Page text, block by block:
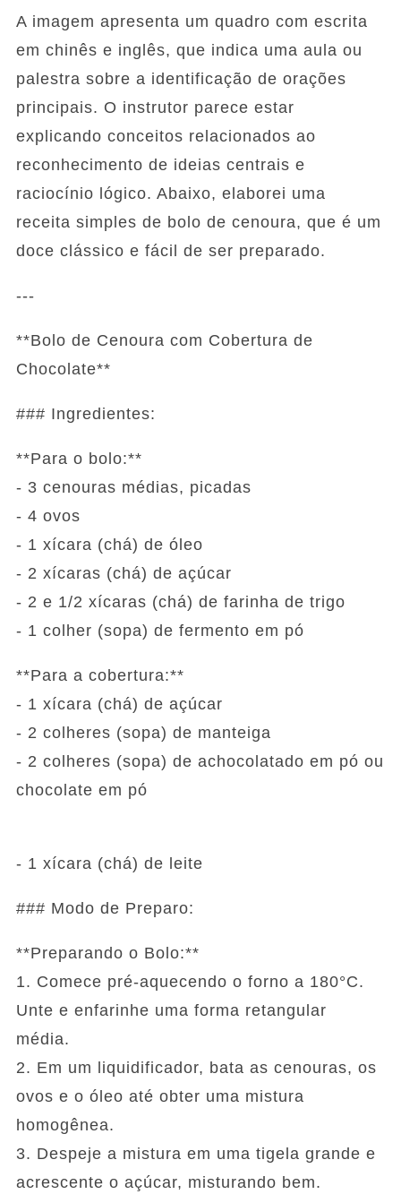
A imagem apresenta um quadro com escrita
em chinês e inglês, que indica uma aula ou
palestra sobre a identificação de orações
principais. O instrutor parece estar
explicando conceitos relacionados ao
reconhecimento de ideias centrais e
raciocínio lógico. Abaixo, elaborei uma
receita simples de bolo de cenoura, que é um
doce clássico e fácil de ser preparado.
---
**Bolo de Cenoura com Cobertura de
Chocolate**
### Ingredientes:
**Para o bolo:**
- 3 cenouras médias, picadas
- 4 ovos
- 1 xícara (chá) de óleo
- 2 xícaras (chá) de açúcar
- 2 e 1/2 xícaras (chá) de farinha de trigo
- 1 colher (sopa) de fermento em pó
**Para a cobertura:**
- 1 xícara (chá) de açúcar
- 2 colheres (sopa) de manteiga
- 2 colheres (sopa) de achocolatado em pó ou
chocolate em pó
- 1 xícara (chá) de leite
### Modo de Preparo:
**Preparando o Bolo:**
1. Comece pré-aquecendo o forno a 180°C.
Unte e enfarinhe uma forma retangular
média.
2. Em um liquidificador, bata as cenouras, os
ovos e o óleo até obter uma mistura
homogênea.
3. Despeje a mistura em uma tigela grande e
acrescente o açúcar, misturando bem.